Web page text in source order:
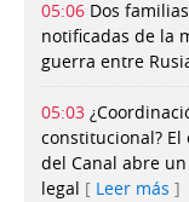
05:06 Dos
notificadas de la
guerra entre
05:03
constitucional?
del Canal abre
legal
Leer más